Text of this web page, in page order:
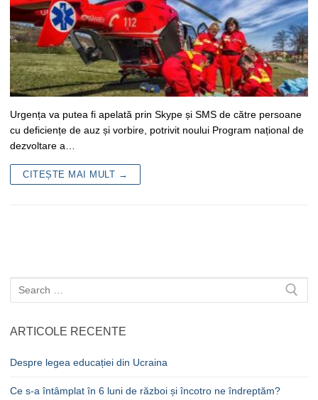
Urgența va putea fi apelată prin Skype și SMS de către persoane
cu deficiențe de auz și vorbire, potrivit noului Program național de
dezvoltare a…
CITEȘTE MAI MULT →
Caută
după:
ARTICOLE RECENTE
Despre legea educației din Ucraina
Ce s-a întâmplat în 6 luni de război și încotro ne îndreptăm?